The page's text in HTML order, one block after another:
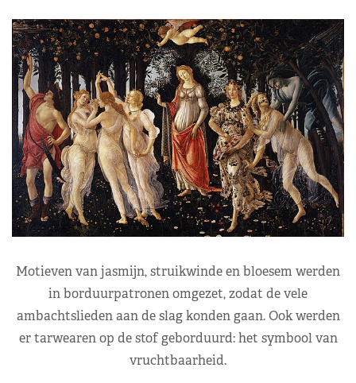
Motieven van jasmijn, struikwinde en bloesem werden
in borduurpatronen omgezet, zodat de vele
ambachtslieden aan de slag konden gaan. Ook werden
er tarwearen op de stof geborduurd: het symbool van
vruchtbaarheid.